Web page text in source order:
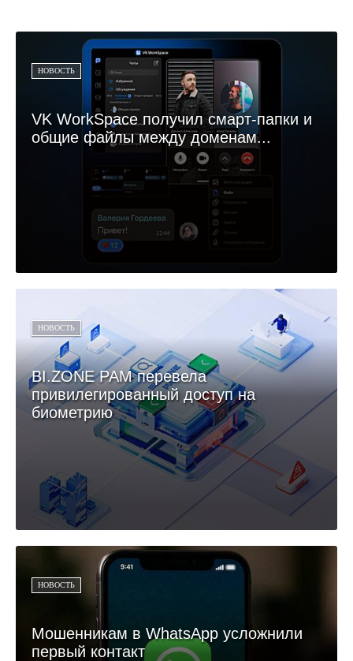
НОВОСТЬ
VK WorkSpace получил смарт-папки и
общие файлы между доменам...
НОВОСТЬ
BI.ZONE PAM перевела
привилегированный доступ на
биометрию
НОВОСТЬ
Мошенникам в WhatsApp усложнили
первый контакт